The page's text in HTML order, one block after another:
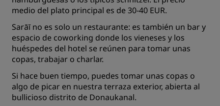
medio del plato principal es de 30-40 EUR.
Sarāī no es solo un restaurante: es también un bar y
espacio de coworking donde los vieneses y los
huéspedes del hotel se reúnen para tomar unas
copas, trabajar o charlar.
Si hace buen tiempo, puedes tomar unas copas o
algo de picar en nuestra terraza exterior, abierta al
bullicioso distrito de Donaukanal.